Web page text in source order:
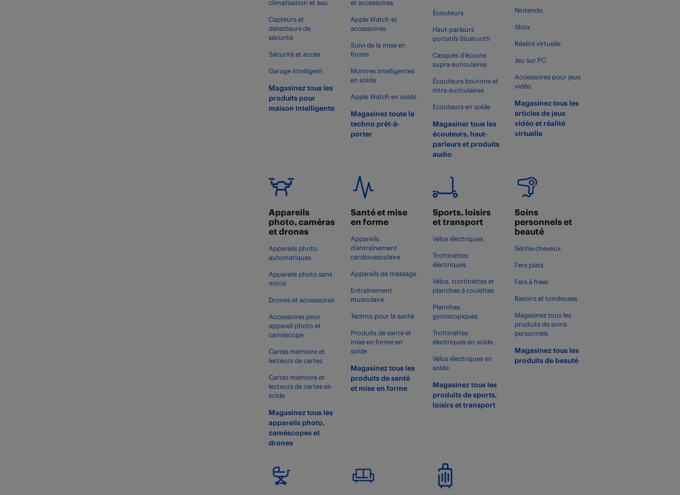
climatisation et eau
Capteurs et
détecteurs de
sécurité
Sécurité et accès
Garage intelligent
Magasinez tous les
produits pour
maison intelligente
et accessoires
Apple Watch et
accessoires
Suivi de la mise en
forme
Montres intelligentes
en solde
Apple Watch en solde
Magasinez toute la
techno prêt-à-
porter
Écouteurs
Haut-parleurs
portatifs Bluetooth
Casques d’écoute
supra-auriculaires
Écouteurs boutons et
intra-auriculaires
Écouteurs en solde
Magasiner tous les
écouteurs, haut-
parleurs et produits
audio
Nintendo
Xbox
Réalité virtuelle
Jeu sur PC
Accessoires pour jeux
vidéo
Magasinez tous les
articles de jeux
vidéo et réalité
virtuelle
Appareils
photo, caméras
et drones
Appareils photo
automatiques
Appareils photo sans
miroir
Drones et accessoires
Accessoires pour
appareil photo et
caméscope
Cartes mémoire et
lecteurs de cartes
Cartes mémoire et
lecteurs de cartes en
solde
Magasinez tous les
appareils photo,
caméscopes et
drones
Santé et mise
en forme
Appareils
d’entraînement
cardiovasculaire
Appareils de massage
Entraînement
musculaire
Techno pour la santé
Produits de santé et
mise en forme en
solde
Magasinez tous les
produits de santé
et mise en forme
Sports, loisirs
et transport
Vélos électriques
Trottinettes
électriques
Vélos, trottinettes et
planches à roulettes
Planches
gyroscopiques
Trottinettes
électriques en solde
Vélos électriques en
solde
Magasinez tous les
produits de sports,
loisirs et transport
Soins
personnels et
beauté
Sèche-cheveux
Fers plats
Fers à friser
Rasoirs et tondeuses
Magasinez tous les
produits de soins
personnels
Magasinez tous les
produits de beauté